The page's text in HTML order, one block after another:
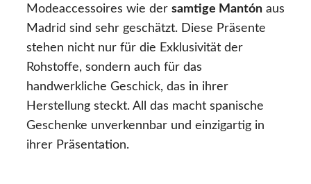
Modeaccessoires wie der samtige Mantón aus
Madrid sind sehr geschätzt. Diese Präsente
stehen nicht nur für die Exklusivität der
Rohstoffe, sondern auch für das
handwerkliche Geschick, das in ihrer
Herstellung steckt. All das macht spanische
Geschenke unverkennbar und einzigartig in
ihrer Präsentation.